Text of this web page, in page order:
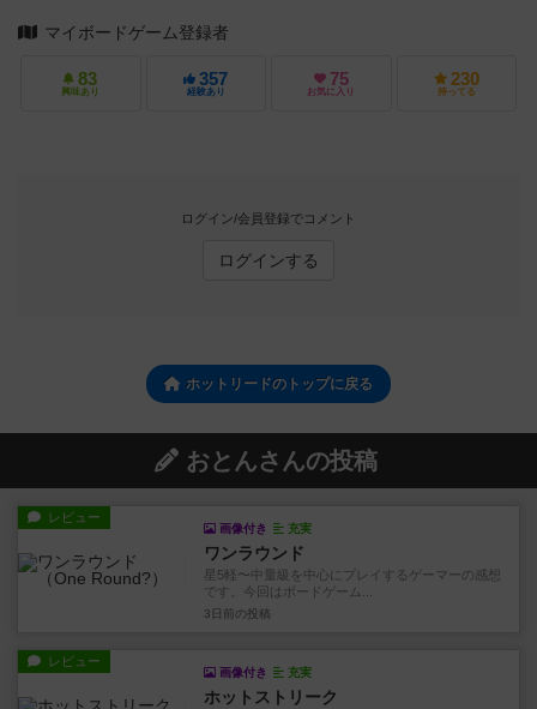
マイボードゲーム登録者
83
興味あり
357
経験あり
75
お気に入り
230
持ってる
ログイン/会員登録でコメント
ログインする
ホットリードのトップに戻る
おとんさんの投稿
レビュー
画像付き 充実
ワンラウンド
星5軽〜中量級を中心にプレイするゲーマーの感想
です。今回はボードゲーム...
3日前 の投稿
レビュー
画像付き 充実
ホットストリーク